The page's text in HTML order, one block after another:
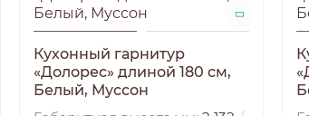
Кухонный гарнитур
«Долорес» длиной 180 см,
Белый, Муссон